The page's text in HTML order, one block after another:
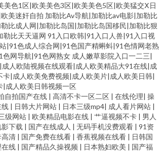
美色1区|欧美美色3区|欧美美色5区|欧美猛交Ⅹ日
美迷奸自拍 加勒比Av导航|加勒比av电影|加勒比
比成人网|加勒比岛国|加勒比岛国移民|加勒比狠
勒比天天逼网 91入口欧韩|91入口人兽|91入口视
|91色成人综合网|91色国产精蝌蚪|91色情网老熟
网导航|91色网熟女 成人嫩草影院入口一二三|
人欧陆视频在线观看|成人欧美精品大91在线|成
卡|成人欧美免费视频|成人欧美片|成人欧美日韩|
|成人欧美日韩视频一区
自拍国产在线 | 高清不卡一区二区 | 在线伦理| 操
线 | 日韩大片网站 | 日本三级mp4| 成人看片网站 |
级网站 | 欧美精品电影在线 | 艹逼视频不卡 | 男人
下载 | 国产在线成人 | 无码手机没费观看 | 91资
高清 | 国产免费在线看 | 香蕉视频在线看 | 日韩国
在线 | 国产精品久操视频 | 日本熟妇欧美 | 国产福